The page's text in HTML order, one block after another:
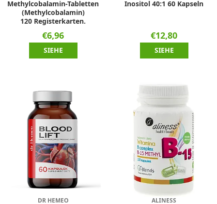
Methylcobalamin-Tabletten
(Methylcobalamin)
120 Registerkarten.
€6,96
SIEHE
Inositol 40:1 60 Kapseln
€12,80
SIEHE
DR HEMEO ALINESS